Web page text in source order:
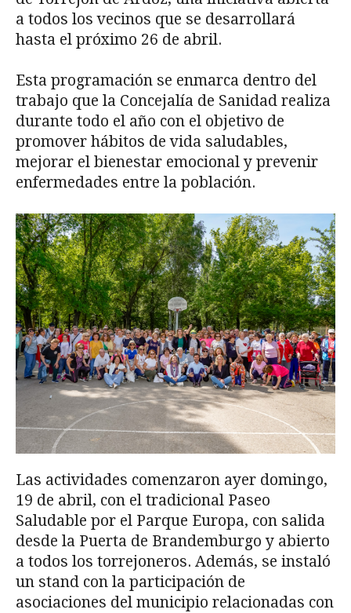
a todos los vecinos que se desarrollará
hasta el próximo 26 de abril.
Esta programación se enmarca dentro del
trabajo que la Concejalía de Sanidad realiza
durante todo el año con el objetivo de
promover hábitos de vida saludables,
mejorar el bienestar emocional y prevenir
enfermedades entre la población.
Las actividades comenzaron ayer domingo,
19 de abril, con el tradicional Paseo
Saludable por el Parque Europa, con salida
desde la Puerta de Brandemburgo y abierto
a todos los torrejoneros. Además, se instaló
un stand con la participación de
asociaciones del municipio relacionadas con